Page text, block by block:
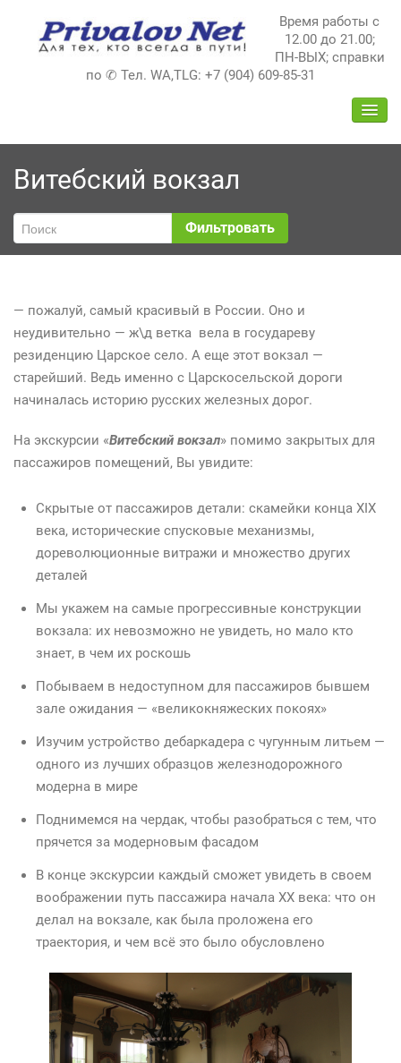
содержимому
Время работы с
12.00 до 21.00;
ПН-ВЫХ; справки
по ✆ Тел. WA,TLG: +7 (904) 609-85-31
Витебский вокзал
Фильтровать
— пожалуй, самый красивый в России. Оно и
неудивительно — ж\д ветка вела в государеву
резиденцию Царское село. А еще этот вокзал —
старейший. Ведь именно с Царскосельской дороги
начиналась историю русских железных дорог.
На экскурсии «Витебский вокзал» помимо закрытых для
пассажиров помещений, Вы увидите:
Скрытые от пассажиров детали: скамейки конца XIX
века, исторические спусковые механизмы,
дореволюционные витражи и множество других
деталей
Мы укажем на самые прогрессивные конструкции
вокзала: их невозможно не увидеть, но мало кто
знает, в чем их роскошь
Побываем в недоступном для пассажиров бывшем
зале ожидания — «великокняжеских покоях»
Изучим устройство дебаркадера с чугунным литьем —
одного из лучших образцов железнодорожного
модерна в мире
Поднимемся на чердак, чтобы разобраться с тем, что
прячется за модерновым фасадом
В конце экскурсии каждый сможет увидеть в своем
воображении путь пассажира начала XX века: что он
делал на вокзале, как была проложена его
траектория, и чем всё это было обусловлено